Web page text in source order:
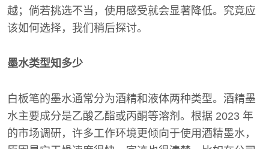
越；倘若挑选不当，使用感受就会显著降低。究竟应
该如何选择，我们稍后探讨。
墨水类型知多少
白板笔的墨水通常分为酒精和液体两种类型。酒精墨
水主要成分是乙酸乙酯或丙酮等溶剂。根据 2023 年
的市场调研，许多工作环境更倾向于使用酒精墨水，